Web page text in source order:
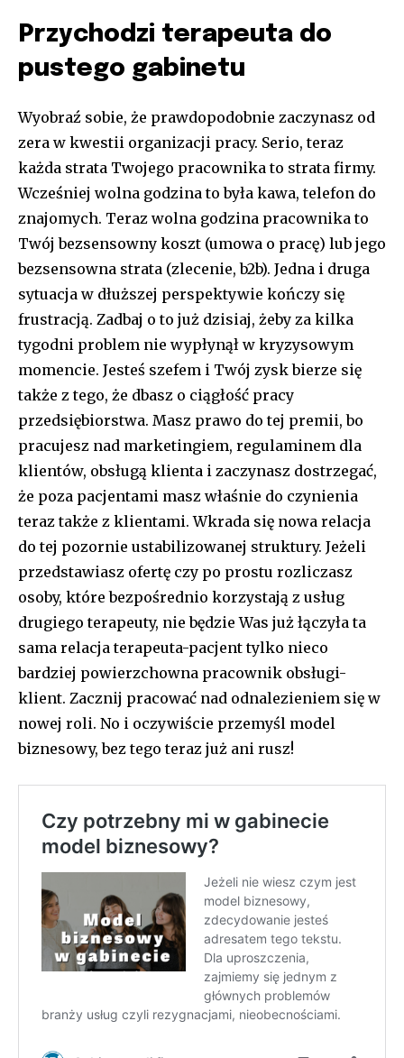
Przychodzi terapeuta do
pustego gabinetu
Wyobraź sobie, że prawdopodobnie zaczynasz od
zera w kwestii organizacji pracy. Serio, teraz
każda strata Twojego pracownika to strata firmy.
Wcześniej wolna godzina to była kawa, telefon do
znajomych. Teraz wolna godzina pracownika to
Twój bezsensowny koszt (umowa o pracę) lub jego
bezsensowna strata (zlecenie, b2b). Jedna i druga
sytuacja w dłuższej perspektywie kończy się
frustracją. Zadbaj o to już dzisiaj, żeby za kilka
tygodni problem nie wypłynął w kryzysowym
momencie. Jesteś szefem i Twój zysk bierze się
także z tego, że dbasz o ciągłość pracy
przedsiębiorstwa. Masz prawo do tej premii, bo
pracujesz nad marketingiem, regulaminem dla
klientów, obsługą klienta i zaczynasz dostrzegać,
że poza pacjentami masz właśnie do czynienia
teraz także z klientami. Wkrada się nowa relacja
do tej pozornie ustabilizowanej struktury. Jeżeli
przedstawiasz ofertę czy po prostu rozliczasz
osoby, które bezpośrednio korzystają z usług
drugiego terapeuty, nie będzie Was już łączyła ta
sama relacja terapeuta-pacjent tylko nieco
bardziej powierzchowna pracownik obsługi-
klient. Zacznij pracować nad odnalezieniem się w
nowej roli. No i oczywiście przemyśl model
biznesowy, bez tego teraz już ani rusz!